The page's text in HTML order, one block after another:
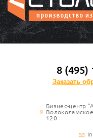
8 (495)
Заказать
Бизнес-центр
120